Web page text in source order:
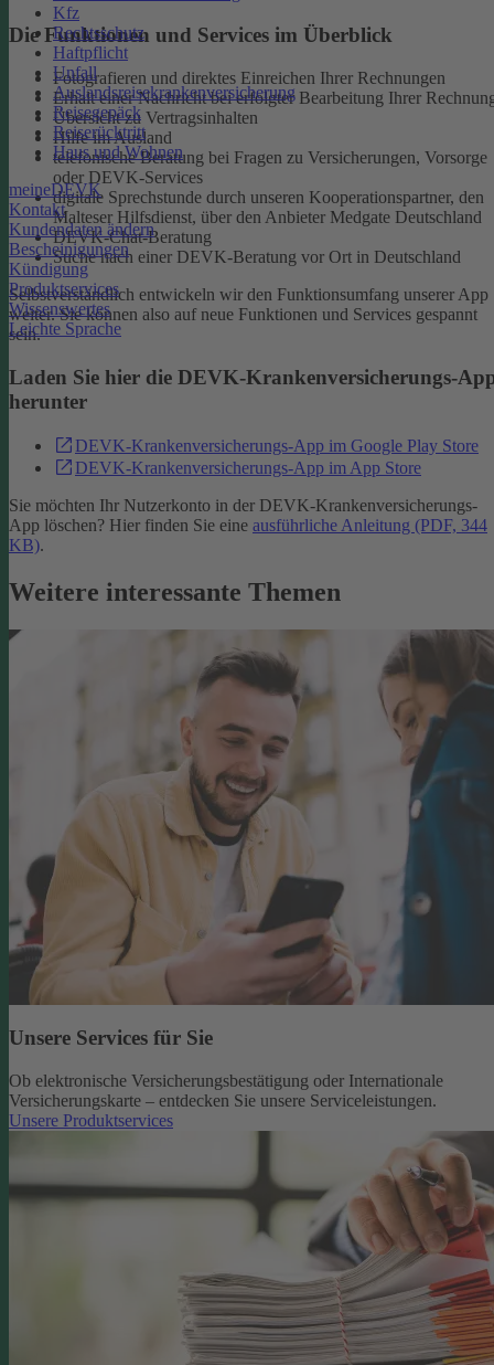
Kfz
Rechtsschutz
Haftpflicht
Unfall
Auslandsreisekrankenversicherung
Reisegepäck
Reiserücktritt
Haus und Wohnen
meineDEVK
Kontakt
Kundendaten ändern
Bescheinigungen
Kündigung
Produktservices
Wissenswertes
Leichte Sprache
Die Funktionen und Services im Überblick
Fotografieren und direktes Einreichen Ihrer Rechnungen
Erhalt einer Nachricht bei erfolgter Bearbeitung Ihrer
Übersicht zu Vertragsinhalten
Hilfe im Ausland
telefonische Beratung bei Fragen zu Versicherungen, Vorsorge
oder DEVK-Services
digitale Sprechstunde durch unseren Kooperationspartner, den
Malteser Hilfsdienst, über den Anbieter Medgate Deutschland
DEVK-Chat-Beratung
Suche nach einer DEVK-Beratung vor Ort in Deutschland
Selbstverständlich entwickeln wir den Funktionsumfang unserer App
weiter. Sie können also auf neue Funktionen und Services gespannt
sein.
Laden Sie hier die DEVK-Krankenversicherungs-
herunter
DEVK-Krankenversicherungs-App im Google Play Store
DEVK-Krankenversicherungs-App im App Store
Sie möchten Ihr Nutzerkonto in der DEVK-Krankenversicherungs-
App löschen? Hier finden Sie eine ausführliche Anleitung (PDF, 344
KB).
Weitere interessante Themen
Unsere Services für Sie
Ob elektronische Versicherungsbestätigung oder Internationale
Versicherungskarte – entdecken Sie unsere Serviceleistungen.
Unsere Produktservices